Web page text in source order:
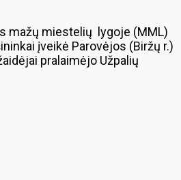
mažų miestelių lygoje (MML)
įveikė Parovėjos (Biržų r.)
pralaimėjo Užpalių